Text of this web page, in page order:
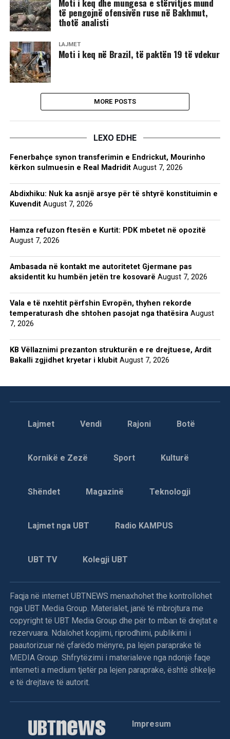
Moti i keq dhe mungesa e stërvitjes mund
të pengojnë ofensivën ruse në Bakhmut,
thotë analisti
LAJMET
Moti i keq në Brazil, të paktën 19 të vdekur
MORE POSTS
LEXO EDHE
Fenerbahçe synon transferimin e Endrickut, Mourinho
kërkon sulmuesin e Real Madridit August 7, 2026
Abdixhiku: Nuk ka asnjë arsye për të shtyrë konstituimin e
Kuvendit August 7, 2026
Hamza refuzon ftesën e Kurtit: PDK mbetet në opozitë
August 7, 2026
Ambasada në kontakt me autoritetet Gjermane pas
aksidentit ku humbën jetën tre kosovarë August 7, 2026
Vala e të nxehtit përfshin Evropën, thyhen rekorde
temperaturash dhe shtohen pasojat nga thatësira August
7, 2026
KB Vëllaznimi prezanton strukturën e re drejtuese, Ardit
Bakalli zgjidhet kryetar i klubit August 7, 2026
Lajmet Vendi Rajoni Botë
Kornikë e Zezë Sport Kulturë
Shëndet Magazinë Teknologji
Lajmet nga UBT Radio KAMPUS
UBT TV Kolegji UBT
Faqja në internet UBTNEWS menaxhohet the kontrollohet
nga UBT Media Group. Materialet, janë të mbrojtura me
copyright të UBT Media Group dhe për to mban të drejtat e
rezervuara. Ndalohet kopjimi, riprodhimi, publikimi i
paautorizuar në çfarëdo mënyre, pa lejen paraprake të
MEDIA Group. Shfrytëzimi i materialeve nga ndonjë faqe
interneti a medium tjetër pa lejen paraprake, është shkelje
e të drejtave të autorit.
Impresum